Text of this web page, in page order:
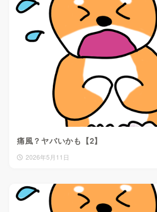
痛風？ヤバいかも【2】
2026年5月11日